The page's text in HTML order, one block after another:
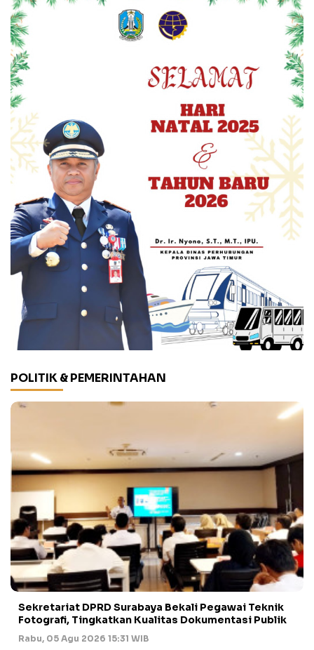
POLITIK & PEMERINTAHAN
Sekretariat DPRD Surabaya Bekali Pegawai Teknik
Fotografi, Tingkatkan Kualitas Dokumentasi Publik
Rabu, 05 Agu 2026 15:31 WIB